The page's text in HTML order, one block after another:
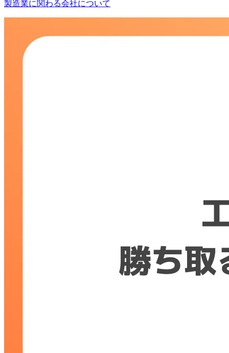
製造業に関わる会社について